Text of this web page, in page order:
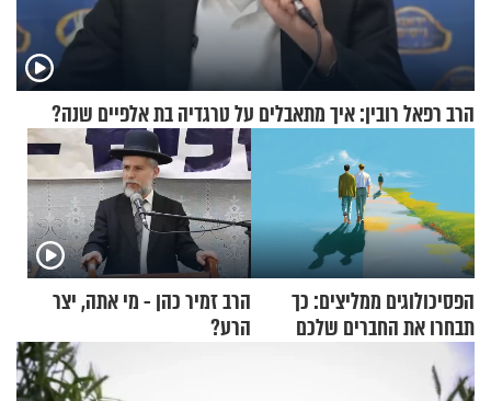
הרב רפאל רובין: איך מתאבלים על טרגדיה בת אלפיים שנה?
הפסיכולוגים ממליצים: כך
תבחרו את החברים שלכם
בחיים
הרב זמיר כהן - מי אתה, יצר
הרע?